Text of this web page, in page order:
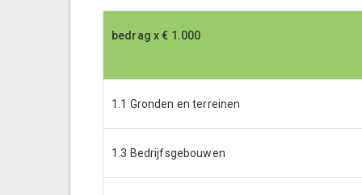
bedrag x € 1.000
bedrag x € 1.000
1.1 Gronden en terreinen
1.3 Bedrijfsgebouwen